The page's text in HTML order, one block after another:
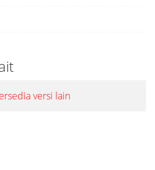
versi lain